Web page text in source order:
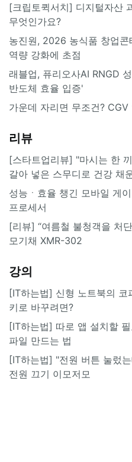
[크립토퀵서치] 디지털자산
무엇인가요?
농진원, 2026 농식품 창업콘
역량 강화에 초점
래블업, 퓨리오사AI RNGD
반도체 효율 입증'
가운데 자리면 무조건?
리뷰
[스타트업리뷰] "마시는 한
갈아 넣은 스무디로 건강 채
성능ㆍ효율 챙긴 모바일 게
프로세서
[리뷰] “여름철 불청객을 처
모기채 XMR-302
강의
[IT하는법] 신형 노트북의
키로 바꾸려면?
[IT하는법] 따로 앱 설치할
파일 만드는 법
[IT하는법] "전원 버튼 눌렀
전원 끄기 이모저모